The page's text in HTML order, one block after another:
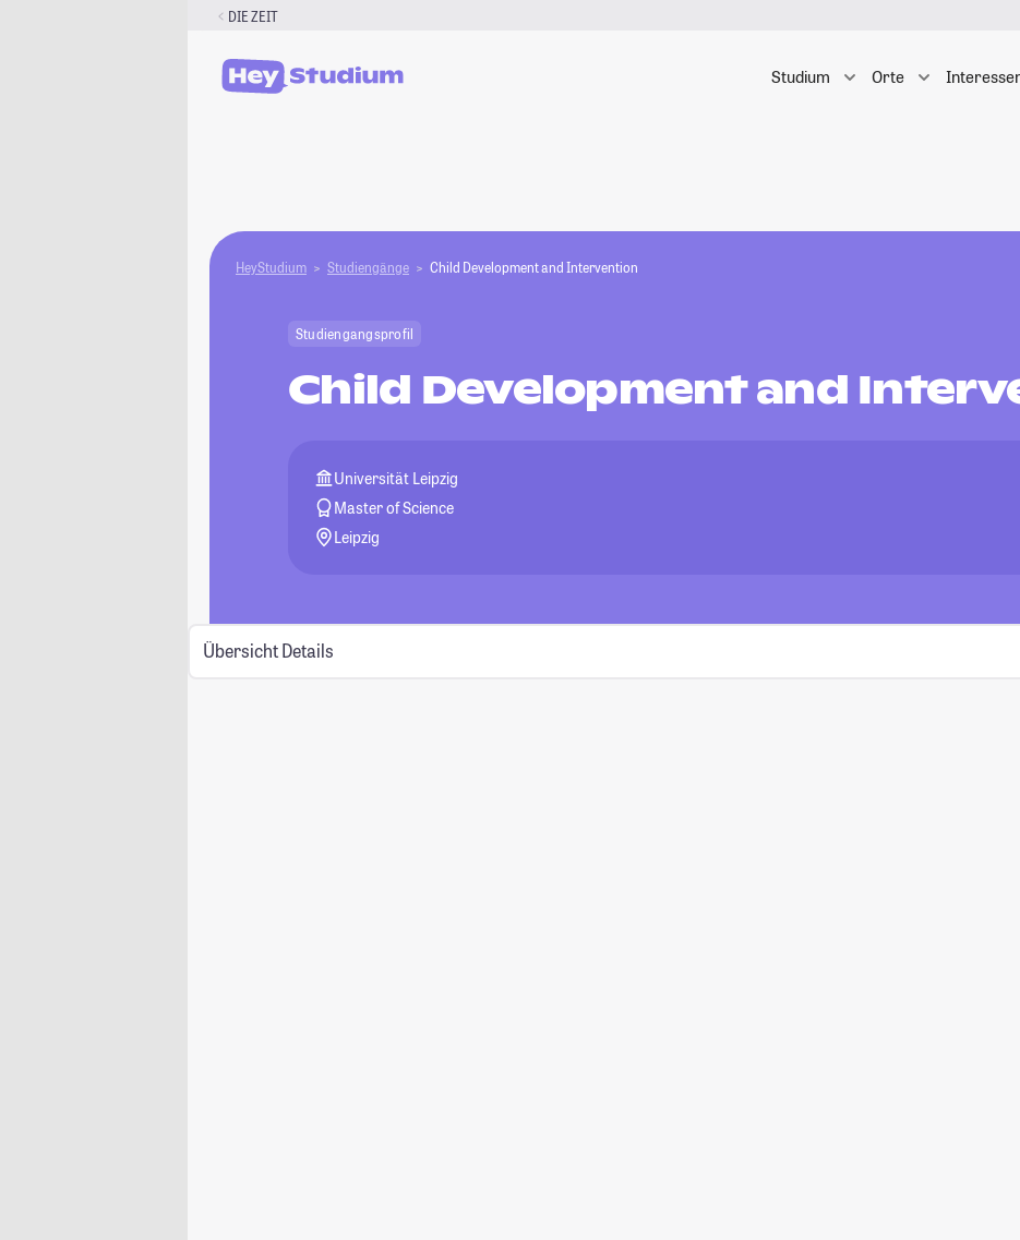
DIE ZEIT
Studium Orte
HeyStudium Studiengänge Child Development and Intervention
Studiengangsprofil
Child Development and
Universität Leipzig
Master of Science
Leipzig
Übersicht Details